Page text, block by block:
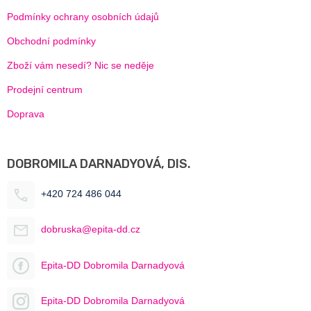
Podmínky ochrany osobních údajů
Obchodní podmínky
Zboží vám nesedí? Nic se neděje
Prodejní centrum
Doprava
DOBROMILA DARNADYOVÁ, DIS.
+420 724 486 044
dobruska@epita-dd.cz
Epita-DD Dobromila Darnadyová
Epita-DD Dobromila Darnadyová